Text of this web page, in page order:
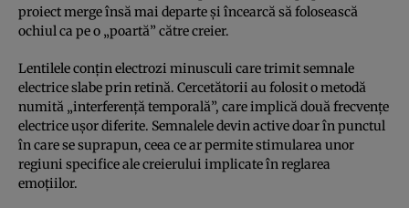
proiect merge însă mai departe și încearcă să folosească
ochiul ca pe o „poartă” către creier.
Lentilele conțin electrozi minusculi care trimit semnale
electrice slabe prin retină. Cercetătorii au folosit o metodă
numită „interferență temporală”, care implică două frecvențe
electrice ușor diferite. Semnalele devin active doar în punctul
în care se suprapun, ceea ce ar permite stimularea unor
regiuni specifice ale creierului implicate în reglarea
emoțiilor.